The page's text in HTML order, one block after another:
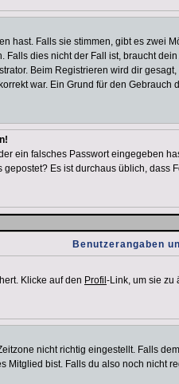
hast. Falls sie stimmen, gibt es zwei
dies nicht der Fall ist, braucht
Beim Registrieren wird dir
war. Ein Grund für den
ein falsches Passwort eingegeben
Es ist durchaus üblich,
Benutzerangaben
Klicke auf den Profil -Link, um sie zu
nicht richtig eingestellt. Falls
bist. Falls du also noch nicht